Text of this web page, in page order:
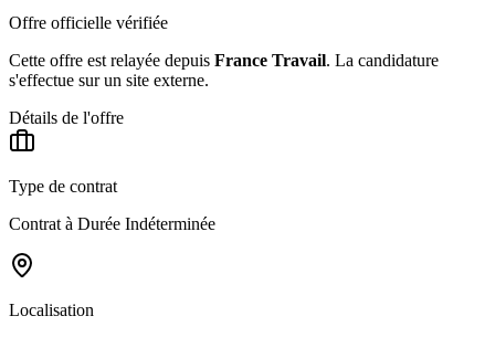
Offre officielle vérifiée
Cette offre est relayée depuis France Travail. La candidature
s'effectue sur un site externe.
Détails de l'offre
Type de contrat
Contrat à Durée Indéterminée
Localisation